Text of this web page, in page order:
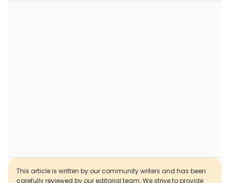
This article is written by our community writers and has been
carefully reviewed by our editorial team. We strive to provide